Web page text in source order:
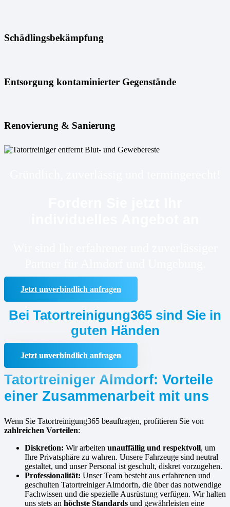
Schädlingsbekämpfung
Entsorgung kontaminierter Gegenstände
Renovierung & Sanierung
Jetzt unverbindlich anfragen
Bei Tatortreinigung365 sind Sie in
guten Händen
Jetzt unverbindlich anfragen
Tatortreiniger Almdorf: Vorteile
einer Zusammenarbeit mit uns
Wenn Sie Tatortreinigung365 beauftragen, profitieren Sie von
zahlreichen Vorteilen:
Diskretion: Wir arbeiten unauffällig und respektvoll, um
Ihre Privatsphäre zu wahren. Unsere Fahrzeuge sind neutral
gestaltet, und unser Personal ist geschult, diskret vorzugehen.
Professionalität: Unser Team besteht aus erfahrenen und
geschulten Tatortreiniger Almdorfn, die über das notwendige
Fachwissen und die spezielle Ausrüstung verfügen. Wir halten
uns stets an höchste Standards und gewährleisten eine